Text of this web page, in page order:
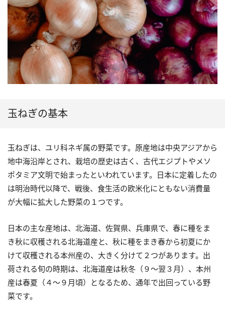
玉ねぎの基本
玉ねぎは、ユリ科ネギ属の野菜です。原産地は中央アジアから
地中海沿岸とされ、栽培の歴史は古く、古代エジプトやメソ
ポタミア文明で始まったといわれています。日本に定着したの
は明治時代以降で、戦後、食生活の欧米化にともない消費量
が大幅に拡大した野菜の１つです。
日本の主な産地は、北海道、佐賀県、兵庫県で、春に種をま
き秋に収穫される北海道産と、秋に種をまき春から初夏にか
けて収穫される本州産の、大きく分けて２つがあります。出
荷される旬の時期は、北海道産は秋冬（９〜翌３月）、本州
産は春夏（４〜９月頃）となるため、通年で出回っている野
菜です。